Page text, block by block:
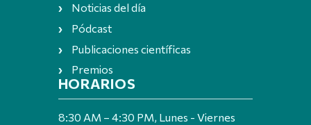
Noticias del día
Pódcast
Publicaciones científicas
Premios
HORARIOS
8:30 AM – 4:30 PM, Lunes - Viernes